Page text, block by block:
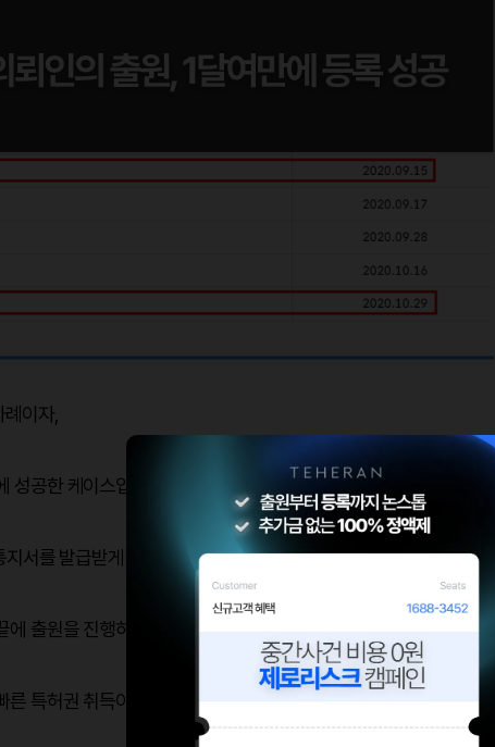
이자,
공한 케이스입니다.
서를 발급받게 되는데요.
출원을 진행하였기에 중간 사건 없이 빠르게 진행할 수 있었습니다.
특허권 취득이 가능했습니다.